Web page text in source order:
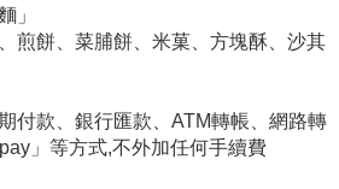
」
煎餅、菜脯餅、米菓、方塊酥、沙其
付款、銀行匯款、ATM轉帳、網路轉
」等方式,不外加任何手續費